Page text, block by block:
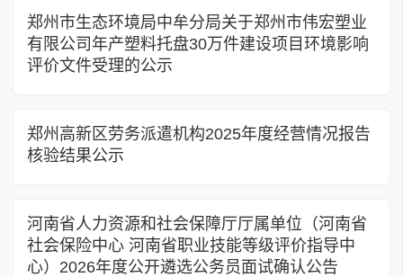
郑州市生态环境局中牟分局关于郑州市伟宏塑业
有限公司年产塑料托盘30万件建设项目环境影响
评价文件受理的公示
郑州高新区劳务派遣机构2025年度经营情况报告
核验结果公示
河南省人力资源和社会保障厅厅属单位（河南省
社会保险中心 河南省职业技能等级评价指导中
心）2026年度公开遴选公务员面试确认公告